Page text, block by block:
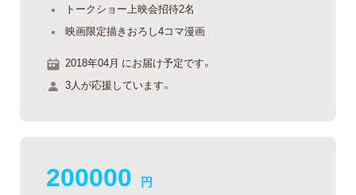
トークショー上映会招待2名
映画限定描きおろし4コマ漫画
2018年04月 にお届け予定です。
3人が応援しています。
200000 円